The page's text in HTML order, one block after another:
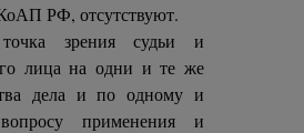
РФ, отсутствуют.
точка зрения судьи и
лица на одни и те же
дела и по одному и
применения и